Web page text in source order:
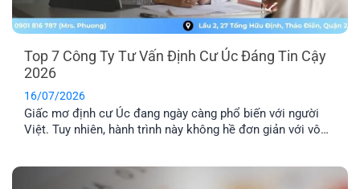
Top 7 Công Ty Tư Vấn Định Cư Úc Đáng Tin Cậy
2026
16/07/2026
Giấc mơ định cư Úc đang ngày càng phổ biến với người
Việt. Tuy nhiên, hành trình này không hề đơn giản với vô
của bạn được xử lý chính xác, nhanh chóng và hiệu quả.